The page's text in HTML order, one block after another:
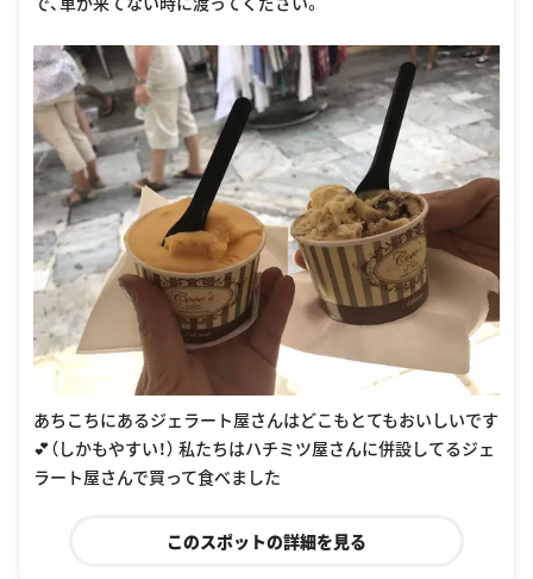
あちこちにあるジェラート屋さんはどこもとてもおいしいです
💕（しかもやすい！） 私たちはハチミツ屋さんに併設してるジェ
ラート屋さんで買って食べました
このスポットの詳細を見る